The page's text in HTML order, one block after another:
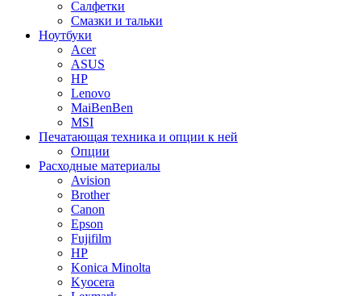
Салфетки
Смазки и тальки
Ноутбуки
Acer
ASUS
HP
Lenovo
MaiBenBen
MSI
Печатающая техника и опции к ней
Опции
Расходные материалы
Avision
Brother
Canon
Epson
Fujifilm
HP
Konica Minolta
Kyocera